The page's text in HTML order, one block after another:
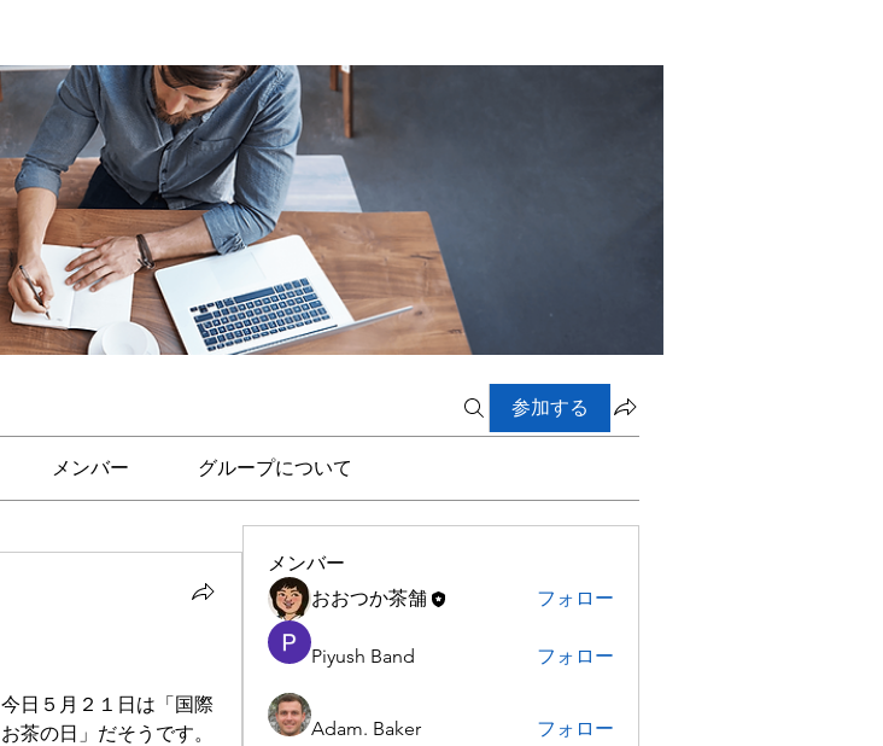
参加する
メンバー グループについて
今日５月２１日は「国際
お茶の日」だそうです。
メンバー
おおつか茶舗
フォロー
Piyush Band フォロー
Adam. Baker フォロー